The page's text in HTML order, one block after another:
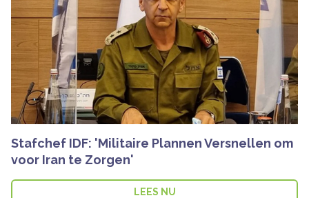
Stafchef IDF: 'Militaire Plannen Versnellen om
voor Iran te Zorgen'
LEES NU